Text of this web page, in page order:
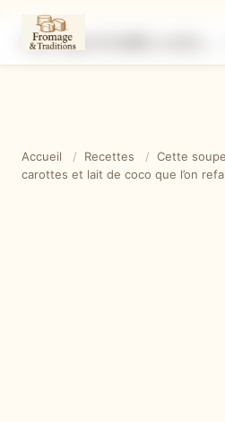
Accueil / Recettes / Cette
carottes et lait de coco que l’on